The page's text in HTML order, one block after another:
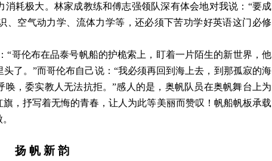
耗极大。林家成教练和傅志强领队深有体会地对我说：“要成
、空气动力学、流体力学等，还必须下苦功学好英语这门必修
“哥伦布在品泰号帆船的护桅索上，盯着一片陌生的新世界，他
了。”而哥伦布自己说：“我必须再回到海上去，到那孤寂的海
，委实教人无法抗拒。”感人的是，奥帆队员在奥帆舞台上为
，抒写着无悔的青春，让人为此等美丽而赞叹！帆船帆板承载
扬 帆 新 韵